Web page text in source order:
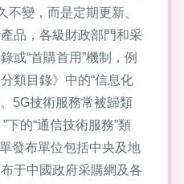
不變，而是定期更新、
品，各級財政部門和采
或“首購首用”機制，例
類目錄》中的“信息化
5G技術服務常被歸類
下的“通信技術服務”類
發布單位包括中央及地
于中國政府采購網及各